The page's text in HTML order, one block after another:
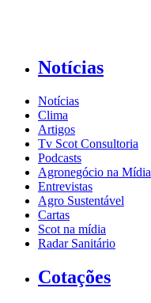
Notícias
Notícias
Clima
Artigos
Tv Scot Consultoria
Podcasts
Agronegócio na Mídia
Entrevistas
Agro Sustentável
Cartas
Scot na mídia
Radar Sanitário
Cotações